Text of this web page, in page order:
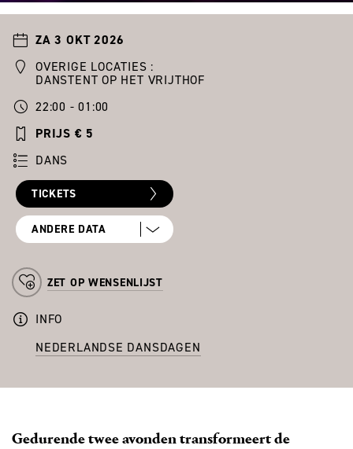
Gedurende twee avonden transformeert de
ZA 3 OKT 2026
OVERIGE LOCATIES :
DANSTENT OP HET VRIJTHOF
22:00 - 01:00
PRIJS € 5
DANS
TICKETS
ANDERE DATA
ZET OP WENSENLIJST
INFO
NEDERLANDSE DANSDAGEN